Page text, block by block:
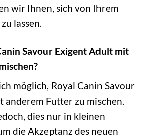
wir Ihnen, sich von Ihrem
lassen.
Savour Exigent Adult mit
möglich, Royal Canin Savour
anderem Futter zu mischen.
dies nur in kleinen
die Akzeptanz des neuen